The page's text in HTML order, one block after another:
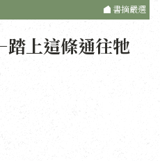
書摘嚴選
上這條通往牠